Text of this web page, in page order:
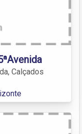
Calçados